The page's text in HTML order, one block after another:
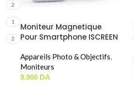
2
1
2
Moniteur Magnetique
Pour Smartphone ISCREEN
Appareils Photo & Objectifs,
Moniteurs
9.900 DA